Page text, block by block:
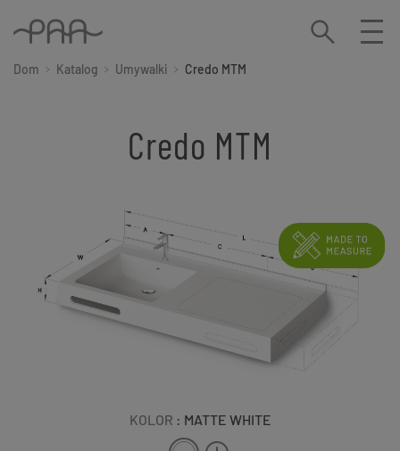
Dom Katalog Umywalki Credo MTM
Credo MTM
KOLOR : MATTE WHITE